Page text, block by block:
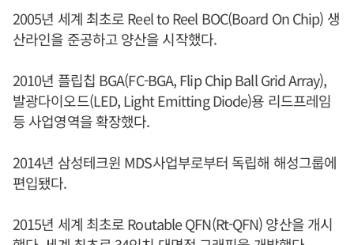
2005년 세계 최초로 Reel to Reel BOC(Board On Chip) 생
산라인을 준공하고 양산을 시작했다.
2010년 플립칩 BGA(FC-BGA, Flip Chip Ball Grid Array),
발광다이오드(LED, Light Emitting Diode)용 리드프레임
등 사업영역을 확장했다.
2014년 삼성테크윈 MDS사업부로부터 독립해 해성그룹에
편입됐다.
2015년 세계 최초로 Routable QFN(Rt-QFN) 양산을 개시